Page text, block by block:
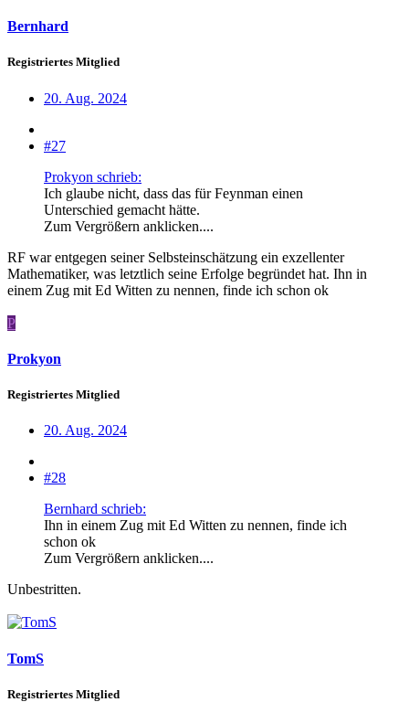
Bernhard
Registriertes Mitglied
20. Aug. 2024
#27
Prokyon schrieb:
Ich glaube nicht, dass das für Feynman einen
Unterschied gemacht hätte.
Zum Vergrößern anklicken....
RF war entgegen seiner Selbsteinschätzung ein exzellenter
Mathematiker, was letztlich seine Erfolge begründet hat. Ihn in
einem Zug mit Ed Witten zu nennen, finde ich schon ok
P
Prokyon
Registriertes Mitglied
20. Aug. 2024
#28
Bernhard schrieb:
Ihn in einem Zug mit Ed Witten zu nennen, finde ich
schon ok
Zum Vergrößern anklicken....
Unbestritten.
TomS
Registriertes Mitglied